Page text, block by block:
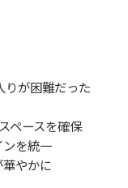
りが困難だった
ペースを確保
を統一
やかに